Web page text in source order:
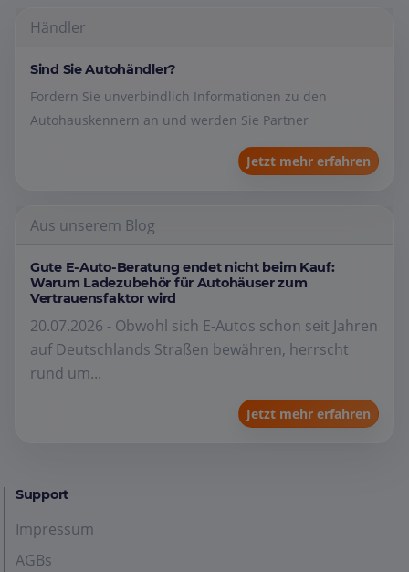
Händler
Sind Sie Autohändler?
Fordern Sie unverbindlich Informationen zu den
Autohauskennern an und werden Sie Partner
Jetzt mehr erfahren
Aus unserem Blog
Gute E-Auto-Beratung endet nicht beim Kauf:
Warum Ladezubehör für Autohäuser zum
Vertrauensfaktor wird
20.07.2026 - Obwohl sich E-Autos schon seit Jahren
auf Deutschlands Straßen bewähren, herrscht
rund um...
Jetzt mehr erfahren
Support
Impressum
AGBs